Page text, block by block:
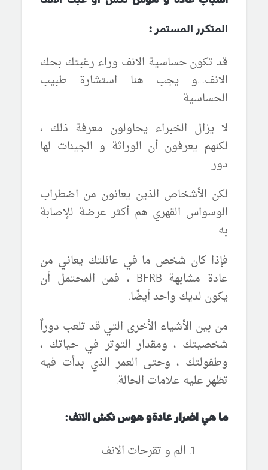
المتكرر المستمر :
قد تكون حساسية الانف وراء رغبتك بحك
الانف....و يجب هنا استشارة طبيب
الحساسية
لا يزال الخبراء يحاولون معرفة ذلك ،
لكنهم يعرفون أن الوراثة و الجينات لها
دور.
لكن الأشخاص الذين يعانون من اضطراب
الوسواس القهري هم أكثر عرضة للإصابة
به
فإذا كان شخص ما في عائلتك يعاني من
عادة مشابهة
BFRB ، فمن المحتمل أن
يكون لديك واحد أيضًا.
من بين الأشياء الأخرى التي قد تلعب دوراً
شخصيتك ، ومقدار التوتر في حياتك ،
وطفولتك ، وحتى العمر الذي بدأت فيه
تظهر عليه علامات الحالة.
ما هي اضرار عادةو هوس نكش الانف:
الم و تقرحات الانف